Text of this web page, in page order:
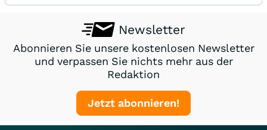
Newsletter
Abonnieren Sie unsere kostenlosen Newsletter
und verpassen Sie nichts mehr aus der
Redaktion
Jetzt abonnieren!